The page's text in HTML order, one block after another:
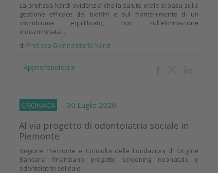
La prof.ssa Nardi evidenzia che la salute orale si basa sulla
gestione efficace del biofilm e sul mantenimento di un
microbioma equilibrato, non sull’eliminazione
indiscriminata...
di Prof.ssa Gianna Maria Nardi
Approfondisci
CRONACA 30 Luglio 2026
Al via progetto di odontoiatria sociale in
Piemonte
Regione Piemonte e Consulta delle Fondazioni di Origine
Bancaria finanziano progetto screening neonatale e
odontoiatria solidale